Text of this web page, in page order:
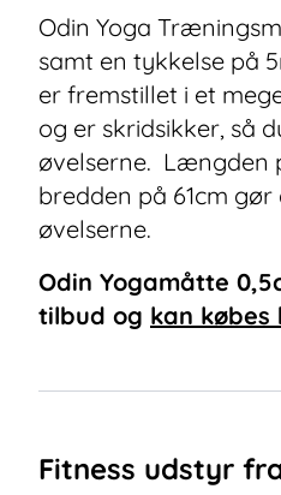
Odin Yoga
samt en tykkelse på
er fremstillet i et
og er skridsikker, så
øvelserne. Længden
bredden på 61cm
øvelserne.
Odin Yogamåtte
tilbud og kan købes
Fitness udstyr